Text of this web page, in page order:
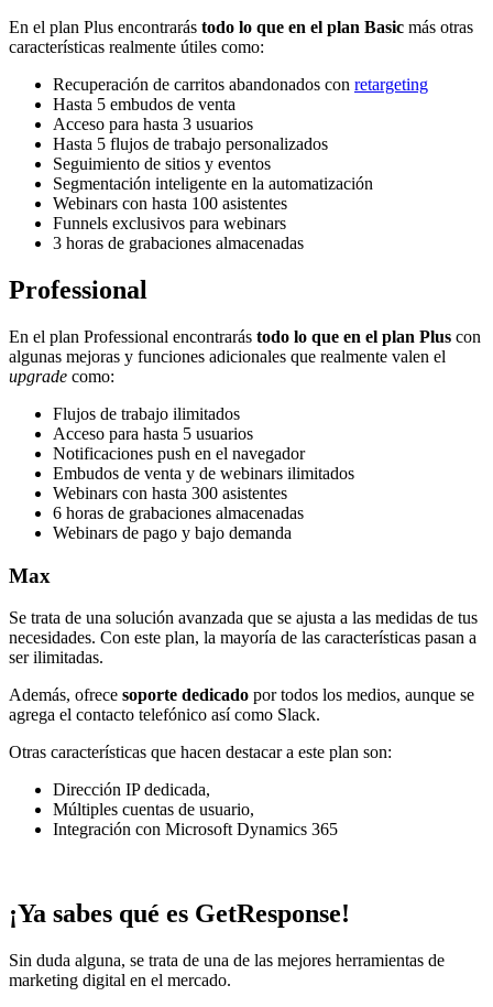
En el plan Plus encontrarás todo lo que en el plan Basic más otras
características realmente útiles como:
Recuperación de carritos abandonados con retargeting
Hasta 5 embudos de venta
Acceso para hasta 3 usuarios
Hasta 5 flujos de trabajo personalizados
Seguimiento de sitios y eventos
Segmentación inteligente en la automatización
Webinars con hasta 100 asistentes
Funnels exclusivos para webinars
3 horas de grabaciones almacenadas
Professional
En el plan Professional encontrarás todo lo que en el plan Plus con
algunas mejoras y funciones adicionales que realmente valen el
upgrade como:
Flujos de trabajo ilimitados
Acceso para hasta 5 usuarios
Notificaciones push en el navegador
Embudos de venta y de webinars ilimitados
Webinars con hasta 300 asistentes
6 horas de grabaciones almacenadas
Webinars de pago y bajo demanda
Max
Se trata de una solución avanzada que se ajusta a las medidas de tus
necesidades. Con este plan, la mayoría de las características pasan a
ser ilimitadas.
Además, ofrece soporte dedicado por todos los medios, aunque se
agrega el contacto telefónico así como Slack.
Otras características que hacen destacar a este plan son:
Dirección IP dedicada,
Múltiples cuentas de usuario,
Integración con Microsoft Dynamics 365
¡Ya sabes qué es GetResponse!
Sin duda alguna, se trata de una de las mejores herramientas de
marketing digital en el mercado.